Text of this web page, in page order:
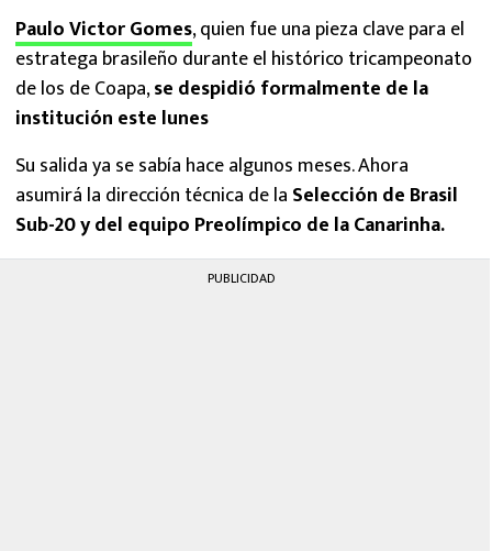
Paulo Victor Gomes, quien fue una pieza clave para el
estratega brasileño durante el histórico tricampeonato
de los de Coapa,se despidió formalmente de la
institución este lunes
Su salida ya se sabía hace algunos meses. Ahora
asumirá la dirección técnica de la Selección de Brasil
Sub-20 y del equipo Preolímpico de la Canarinha.
PUBLICIDAD